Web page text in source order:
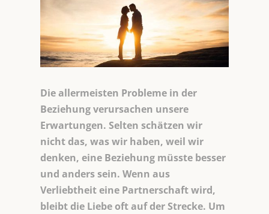
Die allermeisten Probleme in der
Beziehung verursachen unsere
Erwartungen. Selten schätzen wir
nicht das, was wir haben, weil wir
denken, eine Beziehung müsste besser
und anders sein. Wenn aus
Verliebtheit eine Partnerschaft wird,
bleibt die Liebe oft auf der Strecke. Um